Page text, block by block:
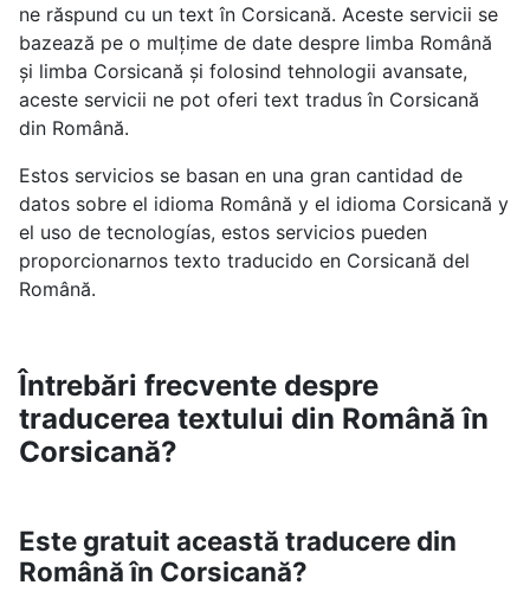
ne răspund cu un text în Corsicană. Aceste servicii se
bazează pe o mulțime de date despre limba Română
și limba Corsicană și folosind tehnologii avansate,
aceste servicii ne pot oferi text tradus în Corsicană
din Română.
Estos servicios se basan en una gran cantidad de
datos sobre el idioma Română y el idioma Corsicană y
el uso de tecnologías, estos servicios pueden
proporcionarnos texto traducido en Corsicană del
Română.
Întrebări frecvente despre
traducerea textului din Română în
Corsicană?
Este gratuit această traducere din
Română în Corsicană?